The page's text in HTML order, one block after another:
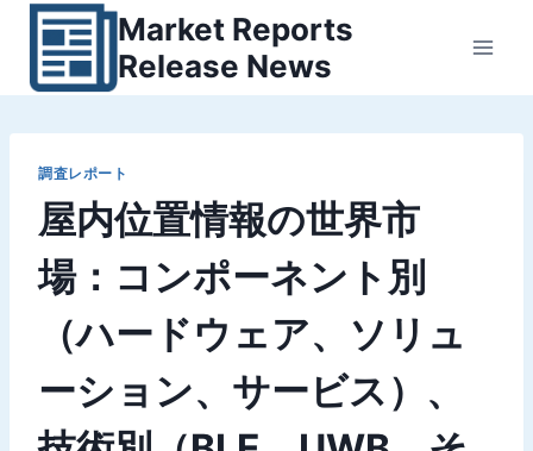
Market Reports
Release News
調査レポート
屋内位置情報の世界市
場：コンポーネント別
（ハードウェア、ソリュ
ーション、サービス）、